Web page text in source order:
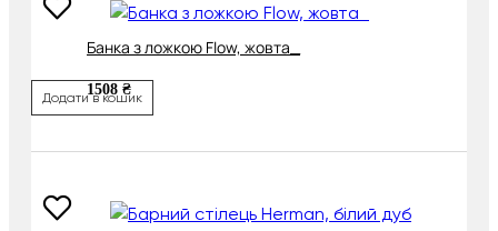
Банка з ложкою Flow, жовта_
1508 ₴
Додати в кошик